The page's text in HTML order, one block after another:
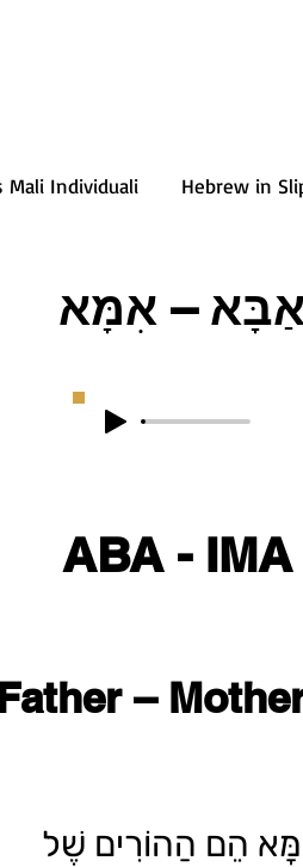
Mali Individuali Hebrew in
אַבָּא – אִמָּא
ABA - IMA
–
הֵם הַהוֹרִים שֶׁל